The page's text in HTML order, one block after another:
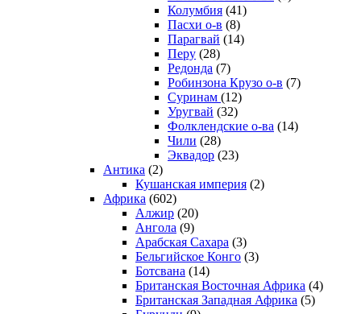
Колумбия (41)
Пасхи о-в (8)
Парагвай (14)
Перу (28)
Редонда (7)
Робинзона Крузо о-в (7)
Суринам (12)
Уругвай (32)
Фолклендские о-ва (14)
Чили (28)
Эквадор (23)
Антика (2)
Кушанская империя (2)
Африка (602)
Алжир (20)
Ангола (9)
Арабская Сахара (3)
Бельгийское Конго (3)
Ботсвана (14)
Британская Восточная Африка (4)
Британская Западная Африка (5)